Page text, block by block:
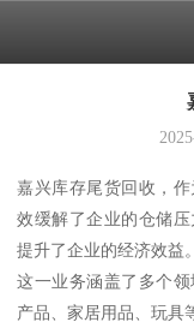
嘉兴库存尾货回收，
效缓解了企业的仓储
提升了企业的经济效益。
这一业务涵盖了多个
产品、家居用品、玩具